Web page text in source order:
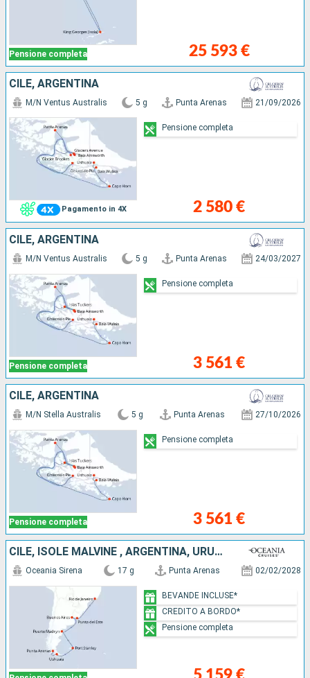
Pensione completa 25 593 €
CILE, ARGENTINA
Pagamento in 4X
M/N Ventus Australis 5 g Punta Arenas 21/09/2026
2 580 €
Pensione completa
CILE, ARGENTINA
Pensione completa
M/N Ventus Australis 5 g Punta Arenas 24/03/2027
3 561 €
Pensione completa
CILE, ARGENTINA
Pensione completa
M/N Stella Australis 5 g Punta Arenas 27/10/2026
3 561 €
Pensione completa
CILE, ISOLE MALVINE , ARGENTINA, URUGUAY, BRASILE
Oceania Sirena 17 g Punta Arenas 02/02/2028
BEVANDE INCLUSE*
CREDITO A BORDO*
Pensione completa